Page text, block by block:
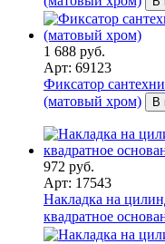
1 688 руб.
Арт: 69123
Фиксатор
(матовый хром)
В
972 руб.
Арт: 17543
Накладка на
квадратное